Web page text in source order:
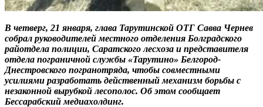
В четверг, 21 января, глава Тарутинской ОТГ Савва Чернев
собрал руководителей местного отделения Болградского
райотдела полиции, Саратского лесхоза и представителя
отдела пограничной службы «Тарутино» Белгород-
Днестровского погранотряда, чтобы совместными
усилиями разработать действенный механизм борьбы с
незаконной вырубкой лесополос. Об этом сообщает
Бессарабский медиахолдинг.